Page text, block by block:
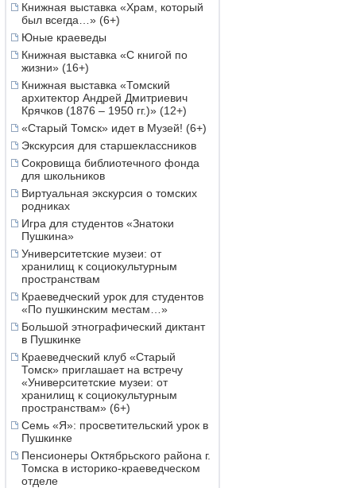
Книжная выставка «Храм, который
был всегда…» (6+)
Юные краеведы
Книжная выставка «С книгой по
жизни» (16+)
Книжная выставка «Томский
архитектор Андрей Дмитриевич
Крячков (1876 – 1950 гг.)» (12+)
«Старый Томск» идет в Музей! (6+)
Экскурсия для старшеклассников
Сокровища библиотечного фонда
для школьников
Виртуальная экскурсия о томских
родниках
Игра для студентов «Знатоки
Пушкина»
Университетские музеи: от
хранилищ к социокультурным
пространствам
Краеведческий урок для студентов
«По пушкинским местам…»
Большой этнографический диктант
в Пушкинке
Краеведческий клуб «Старый
Томск» приглашает на встречу
«Университетские музеи: от
хранилищ к социокультурным
пространствам» (6+)
Семь «Я»: просветительский урок в
Пушкинке
Пенсионеры Октябрьского района г.
Томска в историко-краеведческом
отделе